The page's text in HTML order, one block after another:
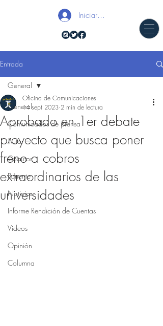
Iniciar sesión
Entrada
General
Comunicados de prensa
Autor
Coautor
Ponente
Noticias
Informe Rendición de Cuentas
Videos
Opinión
Columna
General
Aprobado en 1er debate
proyecto que busca poner
freno a cobros
extraordinarios de las
universidades
Oficina de Comunicaciones
14 sept 2023 2 min de lectura